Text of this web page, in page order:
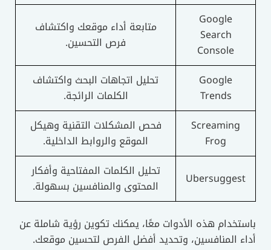
Google
Search
Console
متابعة أداء موقعك واكتشاف
فرص التحسين.
Google
Trends
تحليل اتجاهات البحث واكتشاف
الكلمات الرائجة.
Screaming
Frog
فحص المشكلات التقنية وهيكل
الموقع والروابط الداخلية.
Ubersuggest
تحليل الكلمات المفتاحية وأفكار
المحتوى والمنافسين بسهولة.
باستخدام هذه الأدوات معًا، يمكنك تكوين رؤية شاملة عن
أداء المنافسين، وتحديد أفضل الفرص لتحسين موقعك.